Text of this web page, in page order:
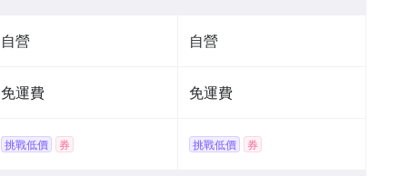
自營 自營
免運費 免運費
挑戰低價 券 挑戰低價 券